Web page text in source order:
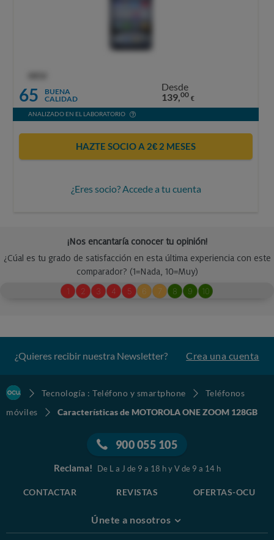
65
BUENA
CALIDAD
Desde
139,00 €
ANALIZADO EN EL LABORATORIO
HAZTE SOCIO A 2€ 2 MESES
¿Eres socio? Accede a tu cuenta
¿Quieres recibir nuestra Newsletter? Crea una cuenta
Tecnología : Teléfono y smartphone
Teléfonos
móviles
Características de MOTOROLA ONE ZOOM 128GB
900 055 105
Reclama! De L a J de 9 a 18 h y V de 9 a 14 h
CONTACTAR REVISTAS OFERTAS-OCU
Únete a nosotros